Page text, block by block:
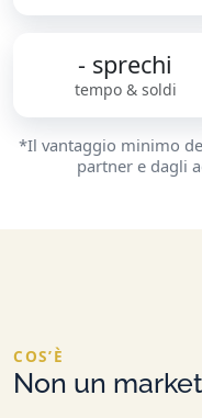
- sprechi
tempo & soldi
*Il vantaggio minimo
partner e dagli
COS’È
Non un